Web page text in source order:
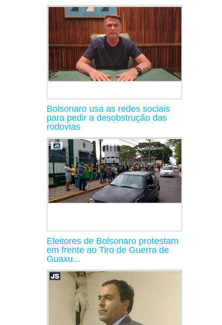
Bolsonaro usa as redes sociais
para pedir a desobstrução das
rodovias
Eleitores de Bolsonaro protestam
em frente ao Tiro de Guerra de
Guaxu...